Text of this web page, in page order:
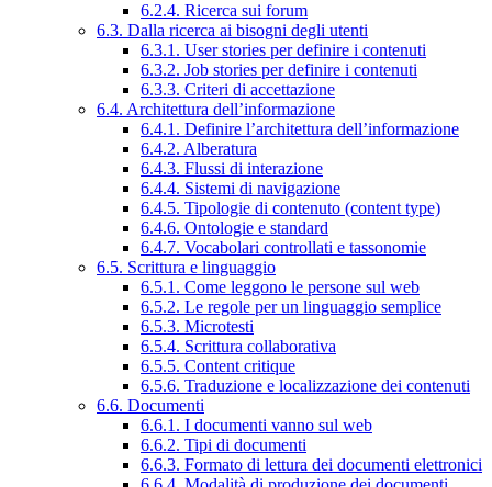
6.2.4. Ricerca sui forum
6.3. Dalla ricerca ai bisogni degli utenti
6.3.1. User stories per definire i contenuti
6.3.2. Job stories per definire i contenuti
6.3.3. Criteri di accettazione
6.4. Architettura dell’informazione
6.4.1. Definire l’architettura dell’informazione
6.4.2. Alberatura
6.4.3. Flussi di interazione
6.4.4. Sistemi di navigazione
6.4.5. Tipologie di contenuto (content type)
6.4.6. Ontologie e standard
6.4.7. Vocabolari controllati e tassonomie
6.5. Scrittura e linguaggio
6.5.1. Come leggono le persone sul web
6.5.2. Le regole per un linguaggio semplice
6.5.3. Microtesti
6.5.4. Scrittura collaborativa
6.5.5. Content critique
6.5.6. Traduzione e localizzazione dei contenuti
6.6. Documenti
6.6.1. I documenti vanno sul web
6.6.2. Tipi di documenti
6.6.3. Formato di lettura dei documenti elettronici